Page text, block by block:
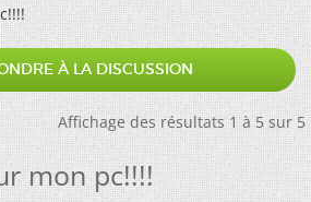
À LA DISCUSSION
Affichage des résultats 1 à 5 sur 5
mon pc!!!!